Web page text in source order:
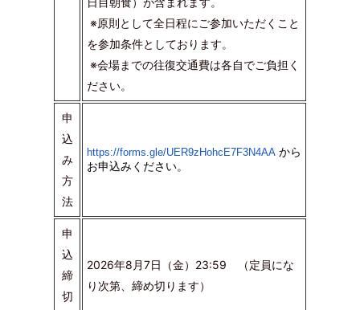
※原則として全日程にご参加いただくこと
を参加条件としております。
※会場までの往復交通費は各自でご負担く
ださい。
申
込
み
方
法
https://forms.gle/UER9zHohcE7F3N4AA から
お申込みください。
申
込
締
切
2026年8月7日（金）23:59 （定員にな
り次第、締め切ります）